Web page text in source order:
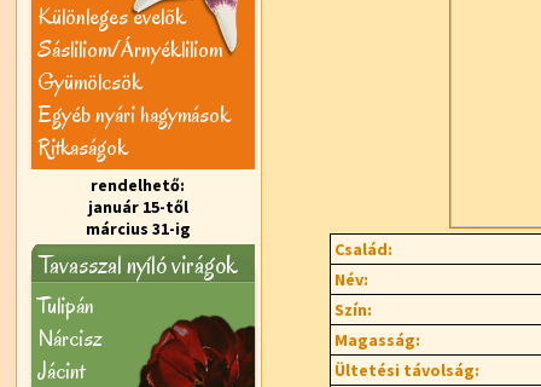
Különleges évelõk
Sásliliom/Árnyékliliom
Gyümölcsök
Egyéb nyári hagymások
Ritkaságok
rendelhető:
január 15-től
március 31-ig
Tavasszal nyíló virágok
Tulipán
Nárcisz
Jácint
Család:
Név:
Szín:
Magasság:
Ültetési távolság: